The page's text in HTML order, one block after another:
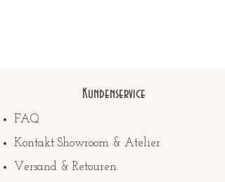
Kundenservice
FAQ
Kontakt Showroom & Atelier
Versand & Retouren